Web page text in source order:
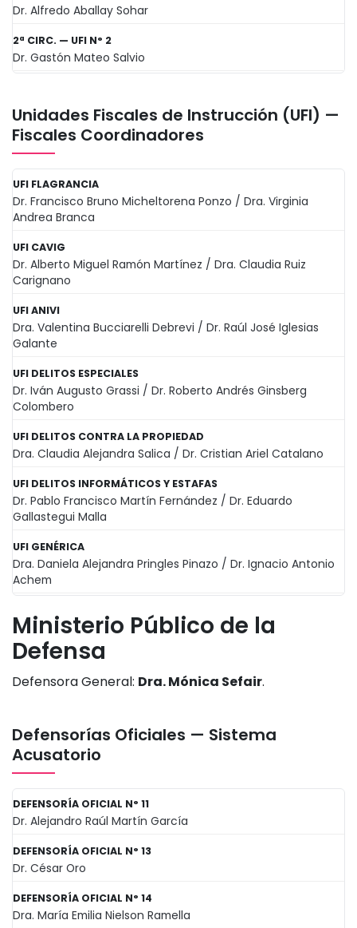
Dr. Alfredo Aballay Sohar
2ª CIRC. — UFI N° 2
Dr. Gastón Mateo Salvio
Unidades Fiscales de Instrucción (UFI) —
Fiscales Coordinadores
UFI FLAGRANCIA
Dr. Francisco Bruno Micheltorena Ponzo / Dra. Virginia
Andrea Branca
UFI CAVIG
Dr. Alberto Miguel Ramón Martínez / Dra. Claudia Ruiz
Carignano
UFI ANIVI
Dra. Valentina Bucciarelli Debrevi / Dr. Raúl José Iglesias
Galante
UFI DELITOS ESPECIALES
Dr. Iván Augusto Grassi / Dr. Roberto Andrés Ginsberg
Colombero
UFI DELITOS CONTRA LA PROPIEDAD
Dra. Claudia Alejandra Salica / Dr. Cristian Ariel Catalano
UFI DELITOS INFORMÁTICOS Y ESTAFAS
Dr. Pablo Francisco Martín Fernández / Dr. Eduardo
Gallastegui Malla
UFI GENÉRICA
Dra. Daniela Alejandra Pringles Pinazo / Dr. Ignacio Antonio
Achem
Ministerio Público de la
Defensa
Defensora General: Dra. Mónica Sefair.
Defensorías Oficiales — Sistema
Acusatorio
DEFENSORÍA OFICIAL N° 11
Dr. Alejandro Raúl Martín García
DEFENSORÍA OFICIAL N° 13
Dr. César Oro
DEFENSORÍA OFICIAL N° 14
Dra. María Emilia Nielson Ramella